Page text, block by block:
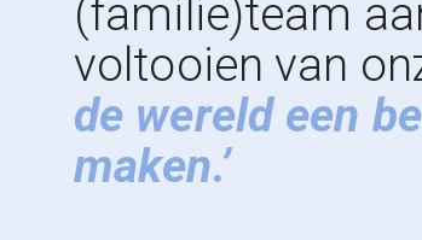
(familie)team
voltooien van
de wereld een
maken.’